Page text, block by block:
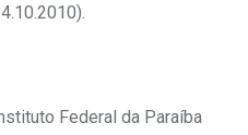
Federal da Paraíba